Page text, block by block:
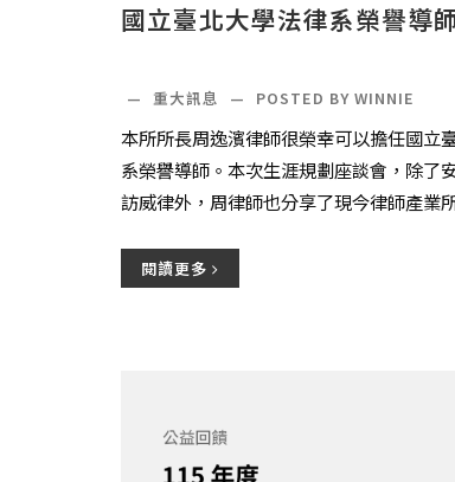
國立臺北大學法律系榮譽導
— 重大訊息 — POSTED BY WINNIE
本所所長周逸濱律師很榮幸可以擔任國立
系榮譽導師。本次生涯規劃座談會，除了
訪威律外，周律師也分享了現今律師產業
閱讀更多